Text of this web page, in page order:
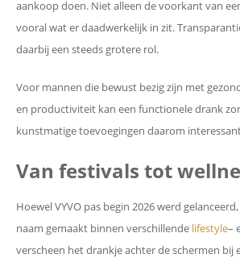
aankoop doen. Niet alleen de voorkant van
vooral wat er daadwerkelijk in zit.
daarbij een steeds grotere rol.
Voor mannen die bewust bezig zijn met
en productiviteit kan een functionele drank
kunstmatige toevoegingen daarom
Van festivals tot
Hoewel VYVO pas begin 2026 werd
naam gemaakt binnen verschillende lifestyle–
verscheen het drankje achter de schermen bij